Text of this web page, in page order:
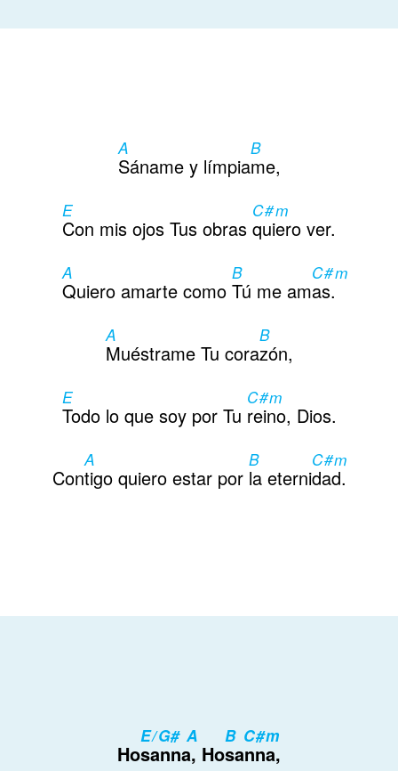
A
Sáname y límpia
B
me,
E
Con mis ojos Tus obras
C#m
quiero ver.
A
Quiero amarte como
B
Tú me am
C#m
as.
A
Muéstrame Tu cora
B
zón,
E
Todo lo que soy por Tu
C#m
reino, Dios.
Con
A
tigo quiero estar por
B
la eterni
C#m
dad.
Ho
E/G# A
sanna, Ho
B C#m
sanna,